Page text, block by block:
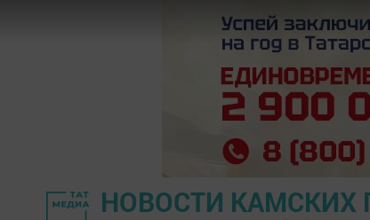
НОВОСТИ КАМСКИХ